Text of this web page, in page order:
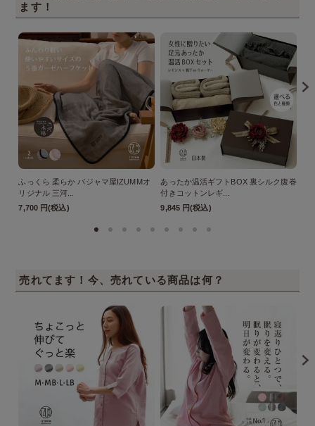
ます！
ふっくら 柔らか パジャマ屋IZUMMオ
リジナル 三河...
7,700 円(税込)
あったか温活ギフトBOX 裏シルク腹巻
付きコットンレギ...
9,845 円(税込)
売れてます！今、売れている商品は何？